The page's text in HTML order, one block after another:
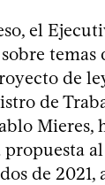
el
temas
de
de
Mieres,
propuesta
de 2021,